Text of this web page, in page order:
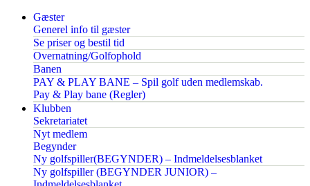
Gæster
Generel info til gæster
Se priser og bestil tid
Overnatning/Golfophold
Banen
PAY & PLAY BANE – Spil golf uden medlemskab.
Pay & Play bane (Regler)
Klubben
Sekretariatet
Nyt medlem
Begynder
Ny golfspiller(BEGYNDER) – Indmeldelsesblanket
Ny golfspiller (BEGYNDER JUNIOR) –